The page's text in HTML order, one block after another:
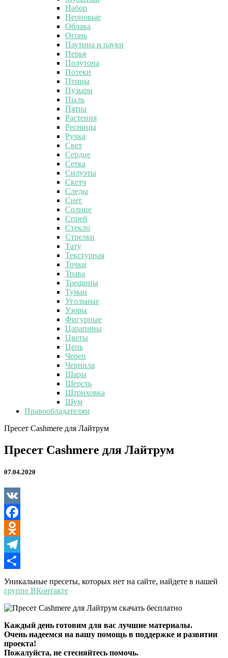
Набор
Неоновые
Облака
Огонь
Паутина и пауки
Перья
Полутона
Потеки
Птицы
Пузыри
Пыль
Пятна
Растения
Ресницы
Ручка
Свет
Сердце
Сетка
Силуэты
Скетч
Следы
Снег
Солнце
Спрей
Стекло
Стрелки
Тату
Текстурная
Точки
Трава
Трещины
Туман
Угольные
Узоры
Фигурные
Царапины
Цветы
Цепь
Череп
Чернила
Шары
Шерсть
Штриховка
Шум
Правообладателям
Пресет Cashmere для Лайтрум
Пресет Cashmere для Лайтрум
07.04.2020
VK
Facebook
Odnoklassniki
Telegram
Отправить
Уникальные пресеты, которых нет на сайте, найдете в нашей
группе ВКонтакте
Каждый день готовим для вас лучшие материалы.
Очень надеемся на вашу помощь в поддержке и развитии
проекта!
Пожалуйста, не стесняйтесь помочь.